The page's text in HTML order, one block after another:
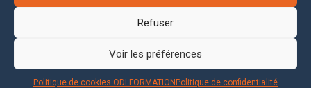
Refuser
Voir les préférences
Politique de cookies ODI FORMATION Politique de confidentialité
2020 ©ODI Formation
Mentions légales|C.G.V.|Politique de cookies|Politique de
confidentialité